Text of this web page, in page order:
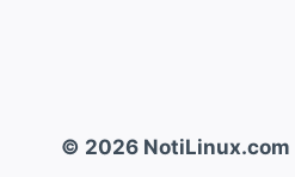
ELEGIR?
© 2026 NotiLinux.com